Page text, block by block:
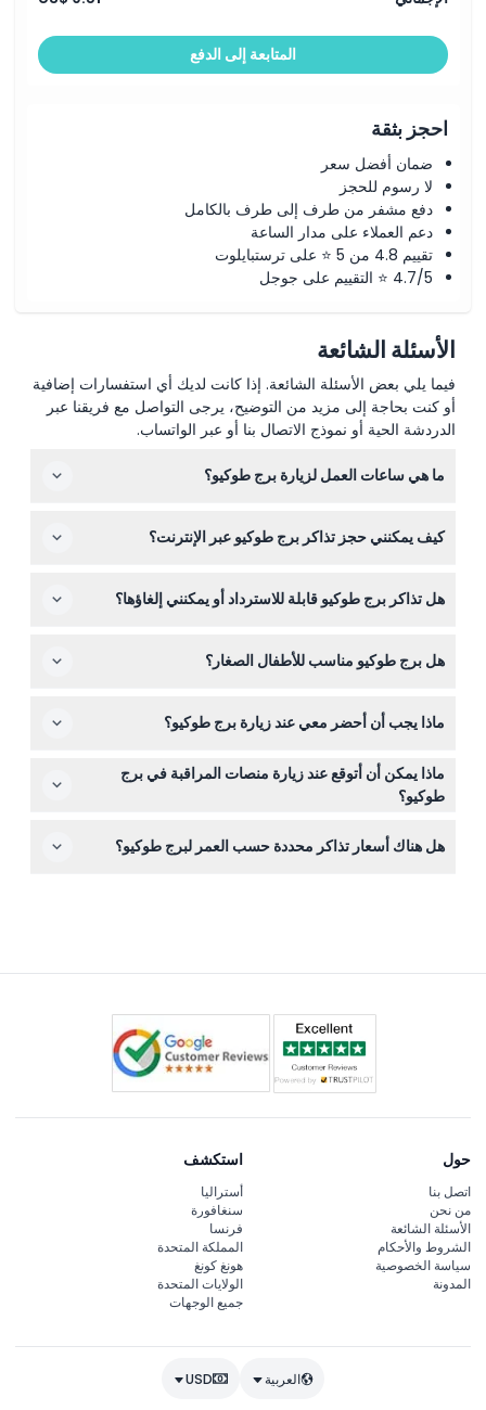
المتابعة إلى الدفع
احجز بثقة
ضمان أفضل سعر
لا رسوم للحجز
دفع مشفر من طرف إلى طرف بالكامل
دعم العملاء على مدار الساعة
تقييم 4.8 من 5 ⭐ على ترستبايلوت
4.7/5 ⭐ التقييم على جوجل
الأسئلة الشائعة
فيما يلي بعض الأسئلة الشائعة. إذا كانت لديك أي استفسارات إضافية
أو كنت بحاجة إلى مزيد من التوضيح، يرجى التواصل مع فريقنا عبر
الدردشة الحية أو نموذج الاتصال بنا أو عبر الواتساب.
ما هي ساعات العمل لزيارة برج طوكيو؟
10:45 مساءً، مع الدخول الأخير في الساعة 10:15 مساءً (قد
تخضع للتغيير — يرجى التأكد وقت الحجز).
كيف يمكنني حجز تذاكر برج طوكيو عبر الإنترنت؟
الموقع. هذه هي أفضل طريقة لتأمين التذاكر وغالبًا ما تجد
هل تذاكر برج طوكيو قابلة للاسترداد أو يمكنني إلغاؤها؟
من اختيار التاريخ والوقت الصحيحين عند الحجز.
هل برج طوكيو مناسب للأطفال الصغار؟
خيارًا مناسبًا للعائلات للاستمتاع بإطلالات بانورامية على المدينة
ماذا يجب أن أحضر معي عند زيارة برج طوكيو؟
أحضر تذكرتك المحجوزة (مطبوعة أو على هاتفك) وكاميرا
لالتقاط الإطلالات المذهلة. يُفضل ارتداء أحذية مريحة إذا كنت
تخطط لاستكشاف منصات المراقبة.
ماذا يمكن أن أتوقع عند زيارة منصات المراقبة في برج
طوكيو؟
ارتفاع 150 مترًا، بما في ذلك نافذة المشي السماوي ذات
هل هناك أسعار تذاكر محددة حسب العمر لبرج طوكيو؟
حول
اتصل بنا
من نحن
الأسئلة الشائعة
الشروط والأحكام
سياسة الخصوصية
المدونة
استكشف
أستراليا
سنغافورة
فرنسا
المملكة المتحدة
هونغ كونغ
الولايات المتحدة
جميع الوجهات
العربية USD